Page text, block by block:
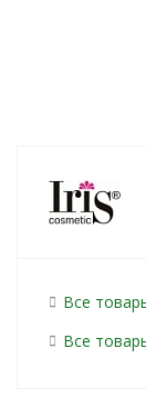
Все
Все